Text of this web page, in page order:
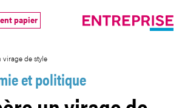
papier
virage de style
et politique